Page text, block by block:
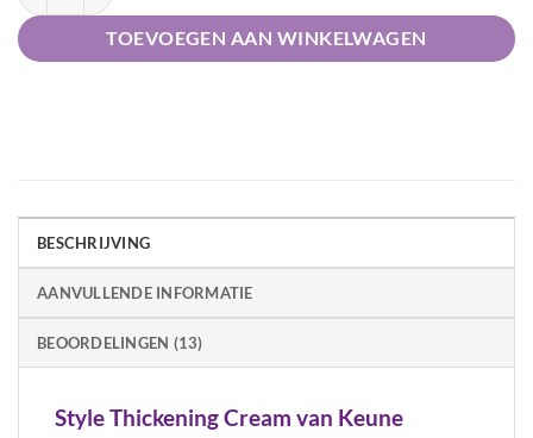
TOEVOEGEN AAN WINKELWAGEN
BESCHRIJVING
AANVULLENDE INFORMATIE
BEOORDELINGEN (13)
Style Thickening Cream van Keune